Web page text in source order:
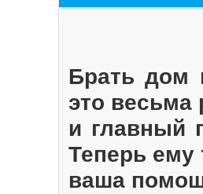
Брать дом
это весьма
и главный
Теперь ему
ваша